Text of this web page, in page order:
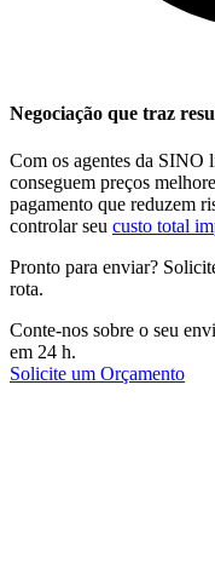
Negociação que traz
Com os agentes da SINO
conseguem preços
pagamento que reduzem
controlar seu custo total
Pronto para enviar?
rota.
Conte-nos sobre o seu
em 24 h.
Solicite um Orçamento